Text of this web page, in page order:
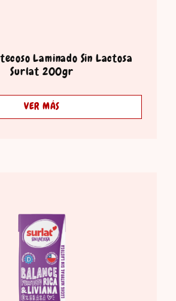
Laminado Sin Lactosa
Surlat 200gr
VER MÁS